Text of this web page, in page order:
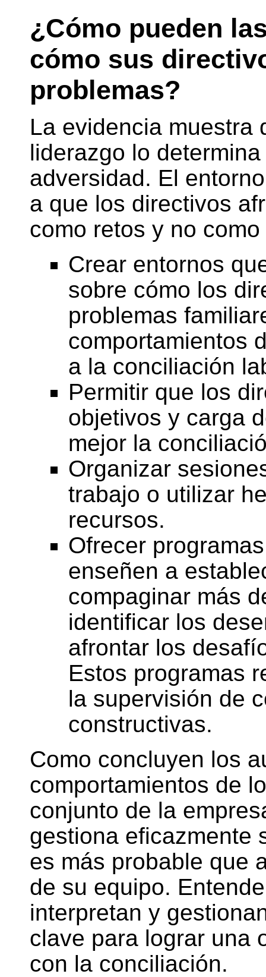
¿Cómo pueden
cómo sus
problemas?
La evidencia muestra
liderazgo lo
adversidad. El
a que los directivos
como retos y no
Crear entornos
sobre cómo los
problemas
comportamientos
a la conciliación
Permitir que los
objetivos y carga
mejor la
Organizar
trabajo o utilizar
recursos.
Ofrecer
enseñen a
compaginar más
identificar los
afrontar los
Estos programas
la supervisión de
constructivas.
Como concluyen los
comportamientos de
conjunto de la
gestiona eficazmente
es más probable que
de su equipo.
interpretan y
clave para lograr una
con la conciliación.